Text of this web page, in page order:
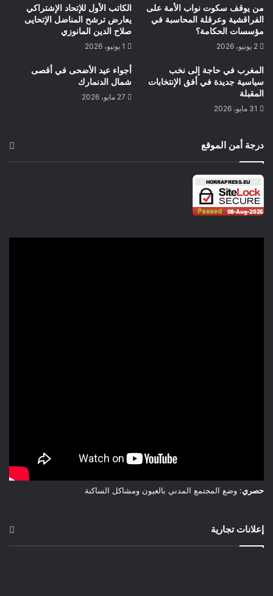
وانشغالاته وأعتقد أن مبادرة جلالة الملك بتعيين قضاةلمتابعة
الإختلالات والفساد في قطاعات عدة بداية لتخليق الحياة العامة
وإعادة الثقة للمواطن في مؤسسات البلاد ،هل يمكن أن نقنع
الجميع.والإستماع لنبض الشارع يتجسد بالفعل في المبادرات الملكية
لإرجاع الثقة للشارع المغربي في مؤسسات بلاده حتى لا يفقد الثقة
في الإنتخابات وفي التغيير الحقيقي في المجتمع المغربي .
حيمري البشير كوبنهاكن الدنمارك
من يوقف سكوت نواب الأمة على
الفراقشية وعرقلة المحاسبة في
مؤسسات الحكامة؟
2 يونيو، 2026
الكاتب الأول للإتحاد الإشتراكي
يعارض ترشح المناضل الإتحايى
صلاح الدين المانوزي
1 يونيو، 2026
المغرب في حاجة إلى نخب
سياسية جديدة في أفق الإنتخابات
المقبلة
31 مايو، 2026
أجواء عيد الأضحى في أقصى
شمال الدنمارك
27 مايو، 2026
درجة أمن الموقع
حصري: وضع المجتمع المدني بالعيون ومشاكل الساكنة
إعلانات تجارية